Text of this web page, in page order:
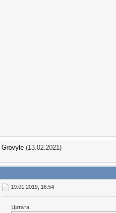
Grovyle (13.02.2021)
19.01.2019, 16:54
Цитата: